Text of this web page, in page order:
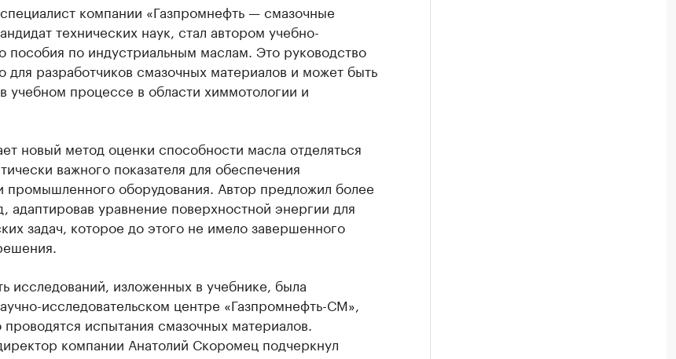
компании «Газпромнефть — смазочные
технических наук, стал автором учебно-
пособия по индустриальным маслам. Это руководство
для разработчиков смазочных материалов и может быть
учебном процессе в области химмотологии и
новый метод оценки способности масла отделяться
важного показателя для обеспечения
промышленного оборудования. Автор предложил более
адаптировав уравнение поверхностной энергии для
задач, которое до этого не имело завершенного
исследований, изложенных в учебнике, была
исследовательском центре «Газпромнефть-СМ»,
проводятся испытания смазочных материалов.
компании Анатолий Скоромец подчеркнул